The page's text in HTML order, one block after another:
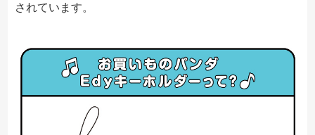
されています。